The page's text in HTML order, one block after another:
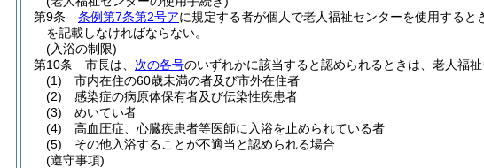
第9条
条例第7条第2号アに規定する者が個人で老人福祉センターを使用する
を記載しなければならない。
(入浴の制限)
第10条
市長は、 次の各号のいずれかに該当すると認められるときは、老人福
(1)
市内在住の60歳未満の者及び市外在住者
(2)
感染症の病原体保有者及び伝染性疾患者
(3)
めいてい者
(4)
高血圧症、心臓疾患者等医師に入浴を止められている者
(5)
その他入浴することが不適当と認められる場合
(遵守事項)